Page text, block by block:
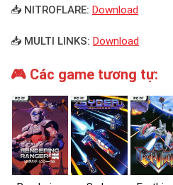
📥 NITROFLARE: Download
📥 MULTI LINKS: Download
🎮 Các game tương tự: